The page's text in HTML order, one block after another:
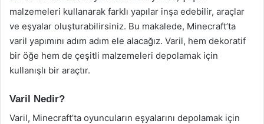
malzemeleri kullanarak farklı yapılar inşa edebilir, araçlar
ve eşyalar oluşturabilirsiniz. Bu makalede, Minecraft’ta
varil yapımını adım adım ele alacağız. Varil, hem dekoratif
bir öğe hem de çeşitli malzemeleri depolamak için
kullanışlı bir araçtır.
Varil Nedir?
Varil, Minecraft’ta oyuncuların eşyalarını depolamak için